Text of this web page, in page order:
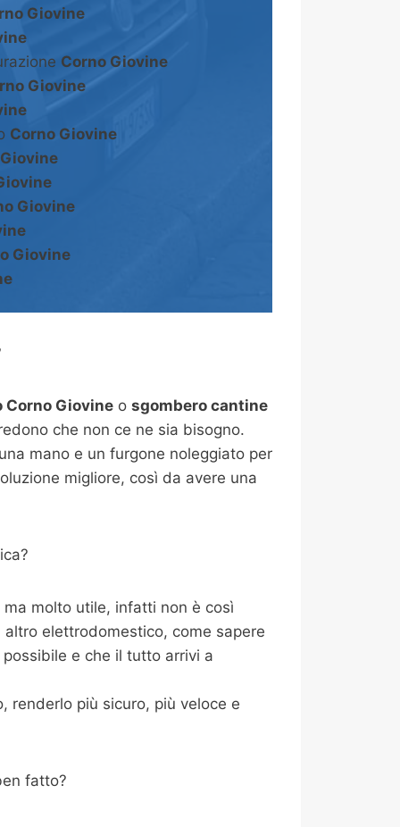
Giovine
Corno Giovine
Giovine
Corno Giovine
Giovine
Giovine
Giovine o sgombero cantine
che non ce ne sia bisogno.
mano e un furgone noleggiato per
migliore, così da avere una
molto utile, infatti non è così
elettrodomestico, come sapere
e che il tutto arrivi a
renderlo più sicuro, più veloce e
fatto?